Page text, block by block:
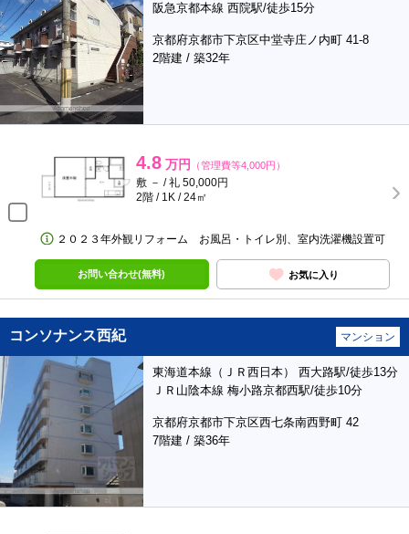
阪急京都本線 西院駅/徒歩15分
京都府京都市下京区中堂寺庄ノ内町 41-8
2階建 / 築32年
4.8 万円 （管理費等4,000円）
敷 － / 礼 50,000円
2階 / 1K / 24㎡
２０２３年外観リフォーム お風呂・トイレ別、室内洗濯機設置可
お問い合わせ(無料) お気に入り
コンソナンス西紀 マンション
東海道本線（ＪＲ西日本） 西大路駅/徒歩13分
ＪＲ山陰本線 梅小路京都西駅/徒歩10分
京都府京都市下京区西七条南西野町 42
7階建 / 築36年